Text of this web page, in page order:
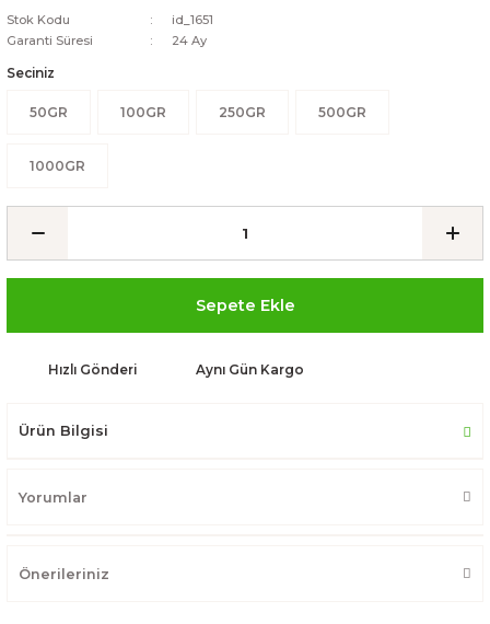
Stok Kodu
id_1651
Garanti Süresi
24 Ay
Seciniz
50GR 100GR 250GR 500GR
1000GR
Sepete Ekle
Hızlı Gönderi Aynı Gün Kargo
Ürün Bilgisi
Yorumlar
Önerileriniz